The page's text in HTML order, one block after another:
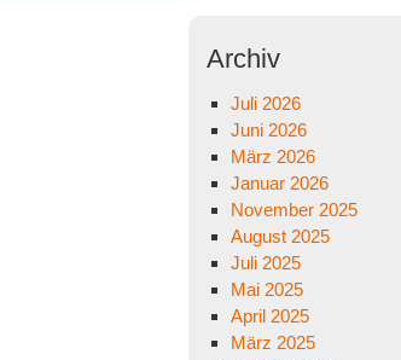
Archiv
Juli 2026
Juni 2026
März 2026
Januar 2026
November 2025
August 2025
Juli 2025
Mai 2025
April 2025
März 2025